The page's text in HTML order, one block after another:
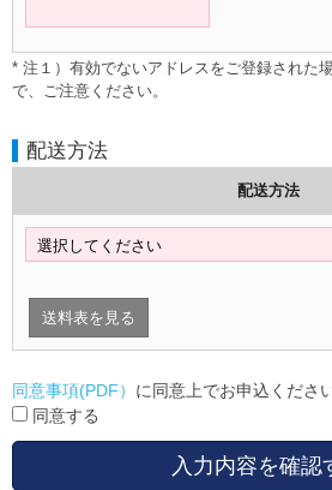
* 注１）有効でないアドレスをご登録された
で、ご注意ください。
配送方法
配送方法
送料表を見る
同意事項(PDF） に同意上でお申込ください
同意する
入力内容を確認